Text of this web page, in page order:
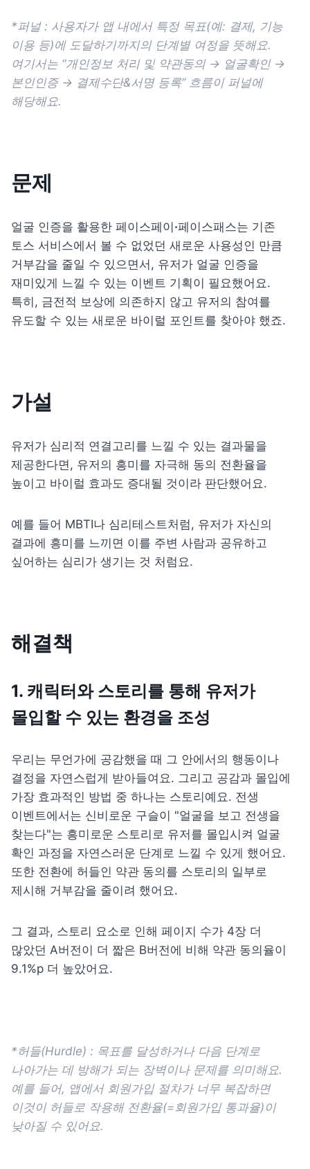
*퍼널 : 사용자가 앱 내에서 특정 목표(예: 결제, 기능
이용 등)에 도달하기까지의 단계별 여정을 뜻해요.
여기서는 “개인정보 처리 및 약관동의 → 얼굴확인 →
본인인증 → 결제수단&서명 등록” 흐름이 퍼널에
해당해요.
문제
얼굴 인증을 활용한 페이스페이 ·페이스패스는 기존
토스 서비스에서 볼 수 없었던 새로운 사용성인 만큼
거부감을 줄일 수 있으면서, 유저가 얼굴 인증을
재미있게 느낄 수 있는 이벤트 기획이 필요했어요.
특히, 금전적 보상에 의존하지 않고 유저의 참여를
유도할 수 있는 새로운 바이럴 포인트를 찾아야 했죠.
가설
유저가 심리적 연결고리를 느낄 수 있는 결과물을
제공한다면, 유저의 흥미를 자극해 동의 전환율을
높이고 바이럴 효과도 증대될 것이라 판단했어요.
예를 들어 MBTI나 심리테스트처럼, 유저가 자신의
결과에 흥미를 느끼면 이를 주변 사람과 공유하고
싶어하는 심리가 생기는 것 처럼요.
해결책
1. 캐릭터와 스토리를 통해 유저가
몰입할 수 있는 환경을 조성
우리는 무언가에 공감했을 때 그 안에서의 행동이나
결정을 자연스럽게 받아들여요. 그리고 공감과 몰입에
가장 효과적인 방법 중 하나는 스토리예요. 전생
이벤트에서는 신비로운 구슬이 "얼굴을 보고 전생을
찾는다"는 흥미로운 스토리로 유저를 몰입시켜 얼굴
확인 과정을 자연스러운 단계로 느낄 수 있게 했어요.
또한 전환에 허들인 약관 동의를 스토리의 일부로
제시해 거부감을 줄이려 했어요.
그 결과, 스토리 요소로 인해 페이지 수가 4장 더
많았던 A버전이 더 짧은 B버전에 비해 약관 동의율이
9.1%p 더 높았어요.
*허들(Hurdle) : 목표를 달성하거나 다음 단계로
나아가는 데 방해가 되는 장벽이나 문제를 의미해요.
예를 들어, 앱에서 회원가입 절차가 너무 복잡하면
이것이 허들로 작용해 전환율(=회원가입 통과율)이
낮아질 수 있어요.